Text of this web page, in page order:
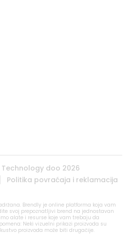
doo 2026
Politika povraćaja i reklamacija
Brendly je online platforma koja vam
svoj prepoznatljivi brend na jednostavan
alate i resurse koje vam trebaju da
Neki vizuelni prikazi proizvoda su
proizvoda može biti drugačije.